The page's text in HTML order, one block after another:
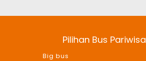
Pilihan Bus
Big bus